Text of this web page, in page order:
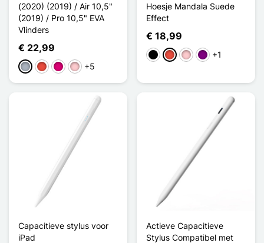
(2020) (2019) / Air 10,5"
(2019) / Pro 10,5" EVA
Vlinders
€ 22,99
GrijsRoodMagenta
Roze+5
Hoesje Mandala Suede
Effect
€ 18,99
ZwartRoodRozePurper
+1
Capacitieve stylus voor
iPad
Actieve Capacitieve
Stylus Compatibel met